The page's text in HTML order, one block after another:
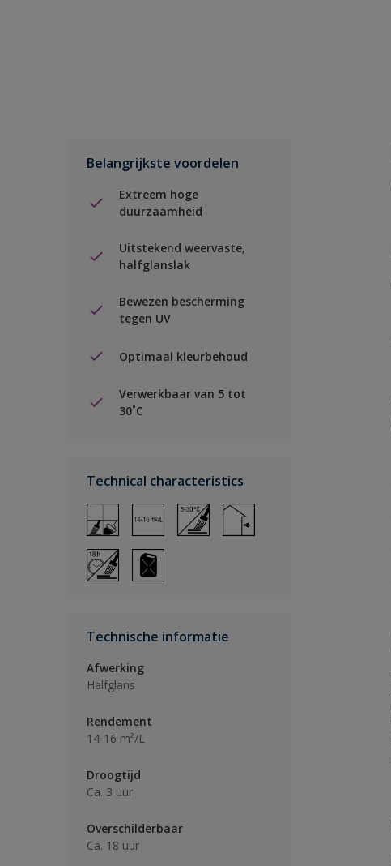
Belangrijkste voordelen
Extreem hoge
duurzaamheid
Uitstekend weervaste,
halfglanslak
Bewezen bescherming
tegen UV
Optimaal kleurbehoud
Verwerkbaar van 5 tot
30˚C
Technical characteristics
Technische informatie
Afwerking
Halfglans
Rendement
14-16 m²/L
Droogtijd
Ca. 3 uur
Overschilderbaar
Ca. 18 uur